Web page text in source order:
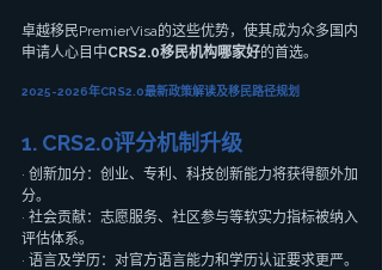
卓越移民PremierVisa的这些优势，使其成为众多国内
申请人心目中CRS2.0移民机构哪家好的首选。
2025-2026年CRS2.0最新政策解读及移民路径规划
1. CRS2.0评分机制升级
· 创新加分：创业、专利、科技创新能力将获得额外加
分。
· 社会贡献：志愿服务、社区参与等软实力指标被纳入
评估体系。
· 语言及学历：对官方语言能力和学历认证要求更严。